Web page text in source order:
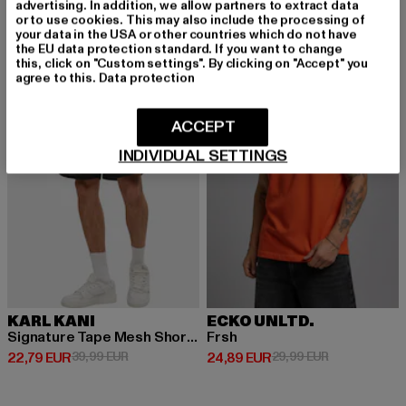
-43%
KARL KANI
Signature Tape Mesh Shorts
22,79 EUR
Derzeitiger Preis: 22,79 EUR
39,99 EURAktionspreis: 39,99 EUR
-17%
ECKO UNLTD.
Frsh
24,89 EUR
Derzeitiger Preis: 24,89 EUR
29,99 EURAktionspreis:
advertising. In addition, we allow partners to extract data
or to use cookies. This may also include the processing of
your data in the USA or other countries which do not have
the EU data protection standard. If you want to change
this, click on "Custom settings". By clicking on "Accept" you
agree to this. Data protection
INDIVIDUAL SETTINGS
ACCEPT